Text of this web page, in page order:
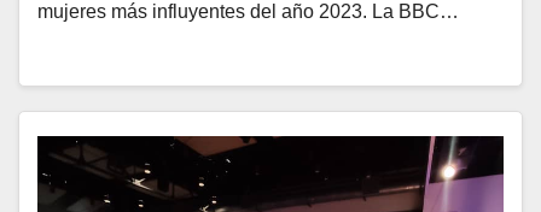
mujeres más influyentes del año 2023. La BBC…